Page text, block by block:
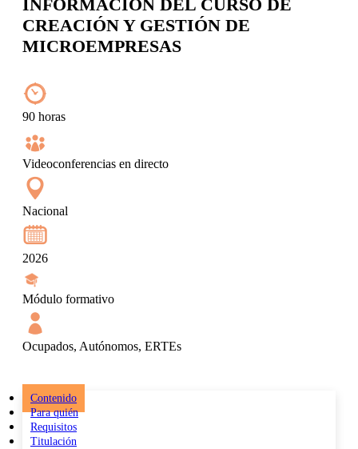
INFORMACIÓN DEL CURSO DE
CREACIÓN Y GESTIÓN DE
MICROEMPRESAS
90 horas
Videoconferencias en directo
Nacional
2026
Módulo formativo
Ocupados, Autónomos, ERTEs
Contenido
Para quién
Requisitos
Titulación